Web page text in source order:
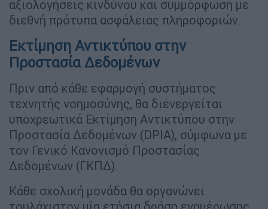
αξιολογήσεις κινδύνου και συμμόρφωση με
διεθνή πρότυπα ασφάλειας πληροφοριών.
Εκτίμηση Αντικτύπου στην
Προστασία Δεδομένων
Πριν από κάθε εφαρμογή συστήματος
τεχνητής νοημοσύνης, θα διενεργείται
υποχρεωτικά Εκτίμηση Αντικτύπου στην
Προστασία Δεδομένων (DPIA), σύμφωνα με
τον Γενικό Κανονισμό Προστασίας
Δεδομένων (ΓΚΠΔ).
Κάθε σχολική μονάδα θα οργανώνει